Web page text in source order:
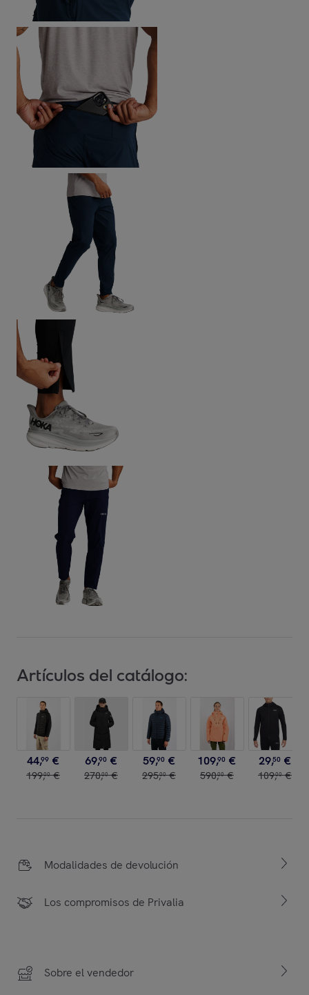
Artículos del catálogo:
44,99 €
199,00 €
69,90 €
270,00 €
59,90 €
295,00 €
109,90 €
590,00 €
29,50 €
109,00 €
Modalidades de devolución
Los compromisos de Privalia
Sobre el vendedor